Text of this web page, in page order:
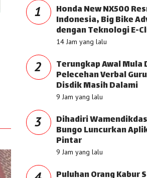
1 Honda New NX500
Indonesia, Big Bike
dengan Teknologi E-
14 Jam yang lalu
2 Terungkap Awal Mula
Pelecehan Verbal
Disdik Masih Dalami
9 Jam yang lalu
3 Dihadiri
Bungo Luncurkan
Pintar
9 Jam yang lalu